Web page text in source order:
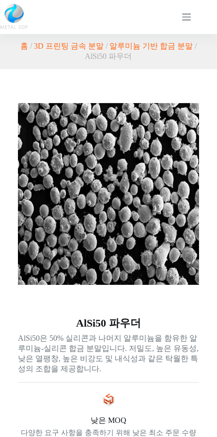
홈 / 3D 프린팅 금속 분말/ 알루미늄 기반 합금 분말/
AlSi50 파우더
AlSi50 파우더
AlSi50은 50% 실리콘과 나머지 알루미늄을 함유한 알
루미늄-실리콘 합금 분말입니다. 저밀도, 높은 유동성,
낮은 열팽창, 높은 비강도 및 내식성과 같은 탁월한 특
성의 조합을 제공합니다.
낮은 MOQ
다양한 요구 사항을 충족하기 위해 낮은 최소 주문 수량